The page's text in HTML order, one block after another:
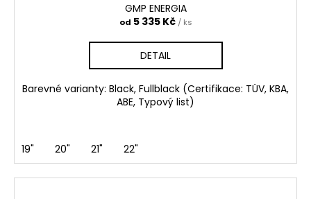
GMP ENERGIA
od 5 335 Kč / ks
DETAIL
Barevné varianty: Black, Fullblack (Certifikace: TÜV, KBA,
ABE, Typový list)
19" 20" 21" 22"